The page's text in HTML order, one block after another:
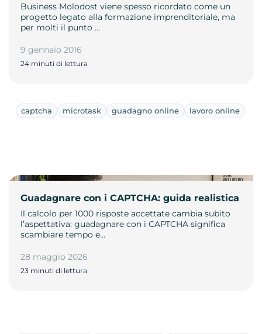
Business Molodost viene spesso ricordato come un
progetto legato alla formazione imprenditoriale, ma
per molti il punto …
9 gennaio 2016
24 minuti di lettura
captcha microtask guadagno online lavoro online
Guadagnare con i CAPTCHA: guida realistica
Il calcolo per 1000 risposte accettate cambia subito
l’aspettativa: guadagnare con i CAPTCHA significa
scambiare tempo e…
28 maggio 2026
23 minuti di lettura